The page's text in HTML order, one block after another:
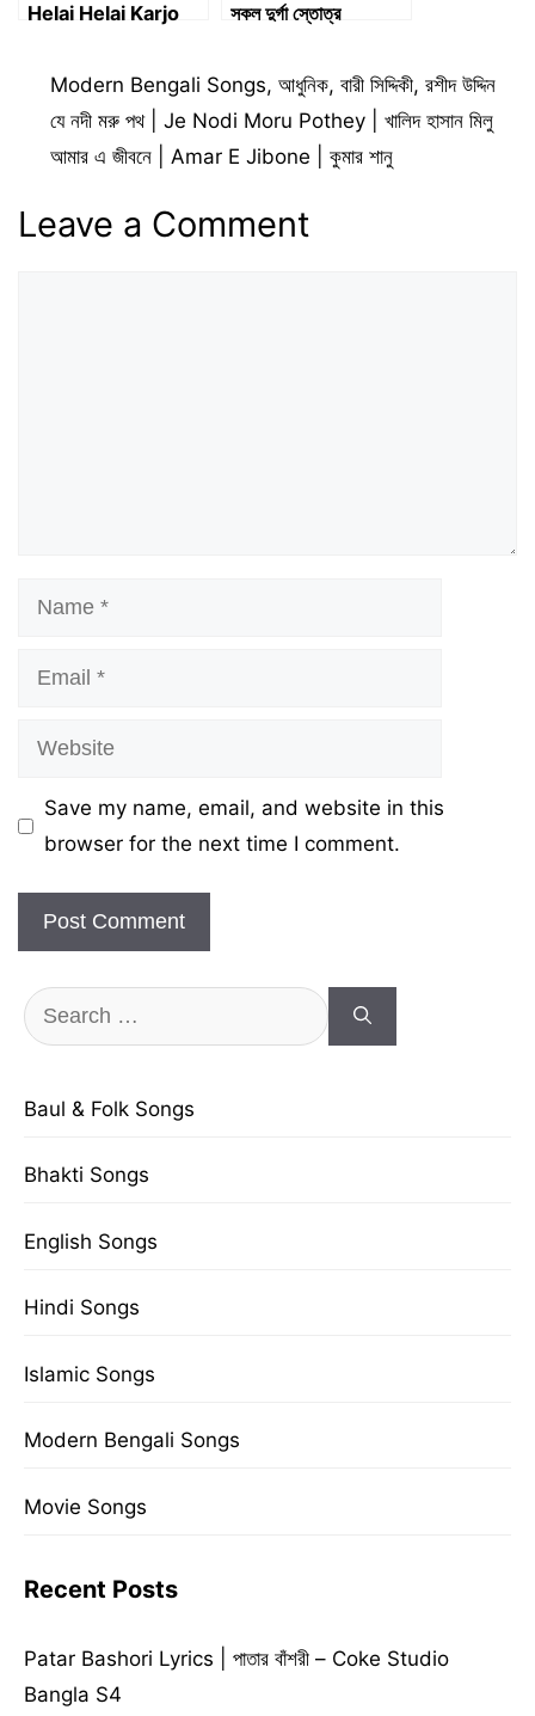
Helai Helai Karjo
সকল দুর্গা স্তোত্র
Categories
Modern Bengali Songs,আধুনিক,বারী সিদ্দিকী,রশীদ উদ্দিন
যে নদী মরু পথ | Je Nodi Moru Pothey | খালিদ হাসান মিলু
আমার এ জীবনে | Amar E Jibone | কুমার শানু
Leave a Comment
Name
Email
Website
Save my name, email, and website in this
browser for the next time I comment.
Search
for:
Baul & Folk Songs
Bhakti Songs
English Songs
Hindi Songs
Islamic Songs
Modern Bengali Songs
Movie Songs
Recent Posts
Patar Bashori Lyrics | পাতার বাঁশরী – Coke Studio
Bangla S4